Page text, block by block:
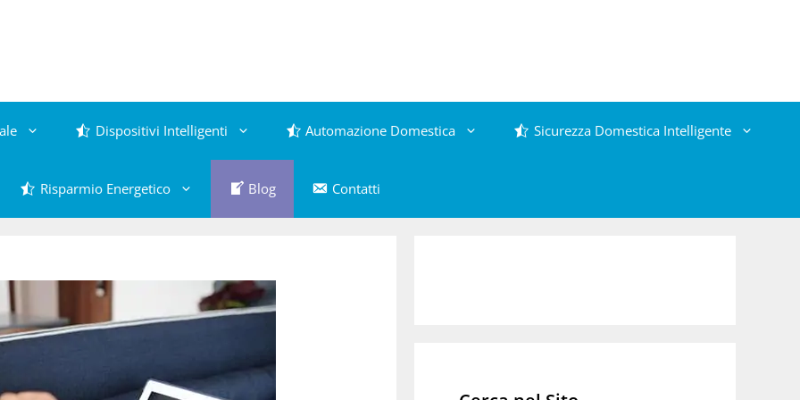
Dispositivi Intelligenti Automazione Domestica Sicurezza Domestica Intelligente
Risparmio Energetico Blog Contatti